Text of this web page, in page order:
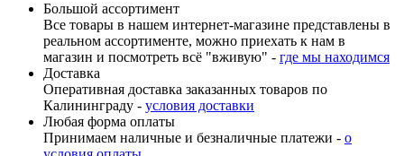
Большой ассортимент
Все товары в нашем интернет-магазине представлены в
реальном ассортименте, можно приехать к нам в
магазин и посмотреть всё "вживую" - где мы находимся
Доставка
Оперативная доставка заказанных товаров по
Калининграду - условия доставки
Любая форма оплаты
Принимаем наличные и безналичные платежи - о